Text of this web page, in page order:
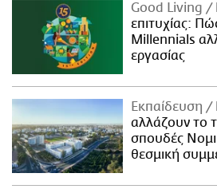
Good Living
επιτυχίας:
Millennials
εργασίας
Εκπαίδευση
αλλάζουν το
σπουδές
θεσμική